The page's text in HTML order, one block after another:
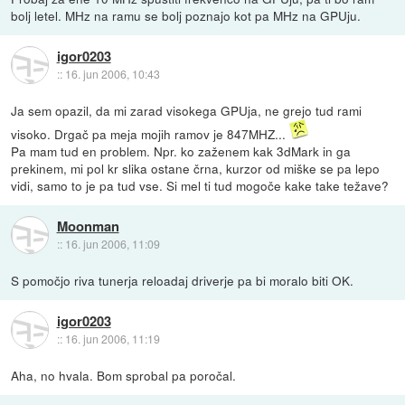
bolj letel. MHz na ramu se bolj poznajo kot pa MHz na GPUju.
igor0203
:: 16. jun 2006, 10:43
Ja sem opazil, da mi zarad visokega GPUja, ne grejo tud rami
visoko. Drgač pa meja mojih ramov je 847MHZ...
Pa mam tud en problem. Npr. ko zaženem kak 3dMark in ga
prekinem, mi pol kr slika ostane črna, kurzor od miške se pa lepo
vidi, samo to je pa tud vse. Si mel ti tud mogoče kake take težave?
Moonman
:: 16. jun 2006, 11:09
S pomočjo riva tunerja reloadaj driverje pa bi moralo biti OK.
igor0203
:: 16. jun 2006, 11:19
Aha, no hvala. Bom sprobal pa poročal.